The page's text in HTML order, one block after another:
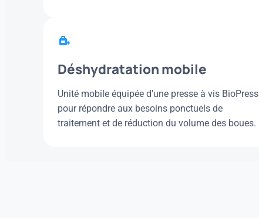
Déshydratation mobile
Unité mobile équipée d’une presse à vis BioPress
pour répondre aux besoins ponctuels de
traitement et de réduction du volume des boues.